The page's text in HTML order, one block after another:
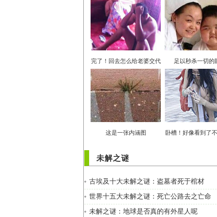
完了！回去怎么给老婆交代 足以秒杀一切的
这是一张内涵图 卧槽！好像看到了
未解之谜
古埃及十大未解之谜：盗墓者死于棺材
世界十五大未解之谜：死亡公路去之亡命
未解之谜：地球是否真的有外星人呢